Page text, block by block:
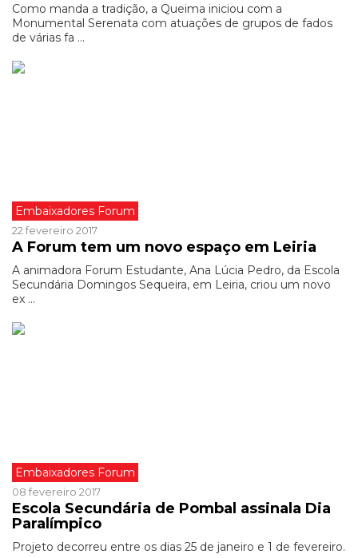
Como manda a tradição, a Queima iniciou com a
Monumental Serenata com atuações de grupos de fados
de várias fa ...
Embaixadores Forum
22 fevereiro 2017
A Forum tem um novo espaço em Leiria
A animadora Forum Estudante, Ana Lúcia Pedro, da Escola
Secundária Domingos Sequeira, em Leiria, criou um novo
ex ...
Embaixadores Forum
08 fevereiro 2017
Escola Secundária de Pombal assinala Dia
Paralímpico
Projeto decorreu entre os dias 25 de janeiro e 1 de fevereiro.